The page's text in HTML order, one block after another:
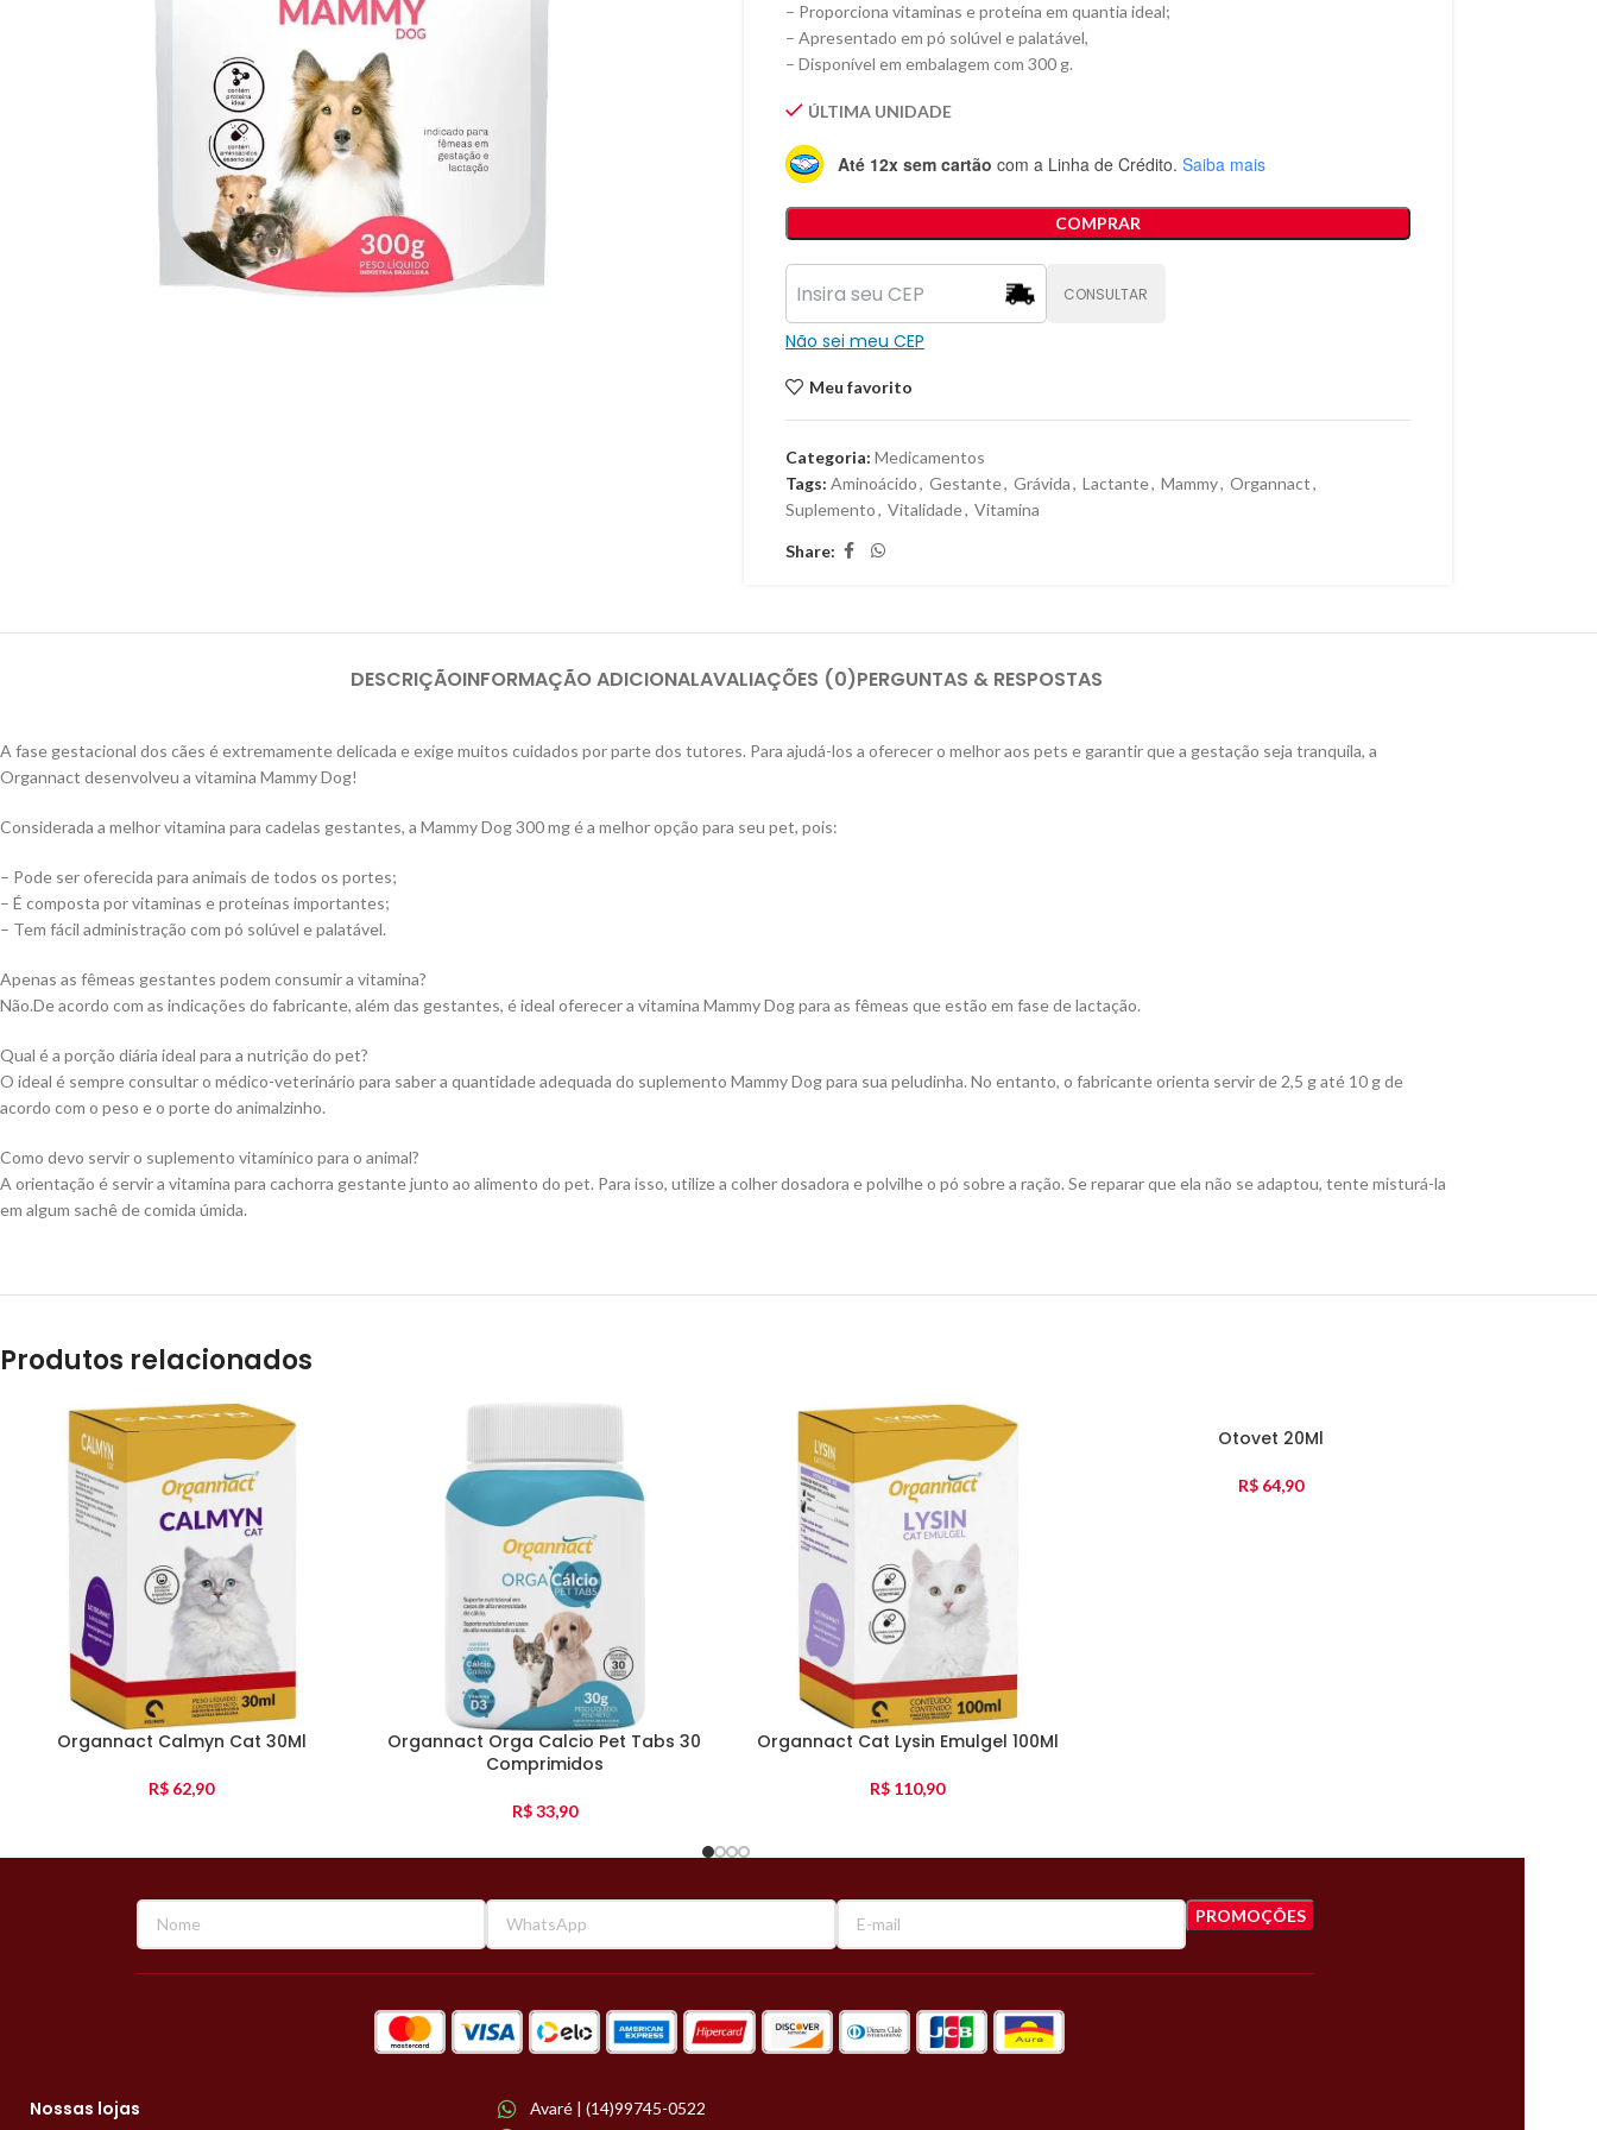
– Proporciona vitaminas e proteína em quantia ideal;
– Apresentado em pó solúvel e palatável,
– Disponível em embalagem com 300 g.
ÚLTIMA UNIDADE
Até 12x sem cartão com a Linha de Crédito. Saiba mais
COMPRAR
CONSULTAR
Não sei meu CEP
Meu favorito
Categoria: Medicamentos
Tags: Aminoácido, Gestante, Grávida, Lactante, Mammy, Organnact,
Suplemento, Vitalidade, Vitamina
Share:
DESCRIÇÃOINFORMAÇÃO ADICIONALAVALIAÇÕES (0)PERGUNTAS & RESPOSTAS
A fase gestacional dos cães é extremamente delicada e exige muitos cuidados por parte dos tutores. Para ajudá-los a oferecer o melhor aos pets e garantir que a gestação seja tranquila, a
Organnact desenvolveu a vitamina Mammy Dog!
Considerada a melhor vitamina para cadelas gestantes, a Mammy Dog 300 mg é a melhor opção para seu pet, pois:
– Pode ser oferecida para animais de todos os portes;
– É composta por vitaminas e proteínas importantes;
– Tem fácil administração com pó solúvel e palatável.
Apenas as fêmeas gestantes podem consumir a vitamina?
Não.De acordo com as indicações do fabricante, além das gestantes, é ideal oferecer a vitamina Mammy Dog para as fêmeas que estão em fase de lactação.
Qual é a porção diária ideal para a nutrição do pet?
O ideal é sempre consultar o médico-veterinário para saber a quantidade adequada do suplemento Mammy Dog para sua peludinha. No entanto, o fabricante orienta servir de 2,5 g até 10 g de
acordo com o peso e o porte do animalzinho.
Como devo servir o suplemento vitamínico para o animal?
A orientação é servir a vitamina para cachorra gestante junto ao alimento do pet. Para isso, utilize a colher dosadora e polvilhe o pó sobre a ração. Se reparar que ela não se adaptou, tente misturá-la
em algum sachê de comida úmida.
Produtos relacionados
Organnact Calmyn Cat 30Ml
R$ 62,90
Organnact Orga Calcio Pet Tabs 30
Comprimidos
R$33,90
Organnact Cat Lysin Emulgel 100Ml
R$ 110,90
Otovet 20Ml
R$64,90
Nossas lojas
Avaré | (14)99745-0522